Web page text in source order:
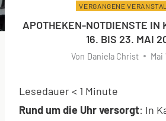
VERGANGENE
APOTHEKEN-NOTDIENSTE IN
16. BIS 23. MAI
Von Daniela Christ Mai
Lesedauer< 1 Minute
Rund um die Uhr versorgt: In